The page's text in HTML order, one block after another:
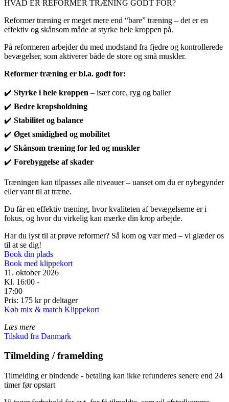
HVAD ER REFORMER TRÆNING GODT FOR?
Reformer træning er meget mere end “bare” træning – det er en
effektiv og skånsom måde at styrke hele kroppen på.
På reformeren arbejder du med modstand fra fjedre og kontrollerede
bevægelser, som aktiverer både de store og små muskler.
Reformer træning er bl.a. godt for:
✔️ Styrke i hele kroppen – især core, ryg og baller
✔️ Bedre kropsholdning
✔️ Stabilitet og balance
✔️ Øget smidighed og mobilitet
✔️ Skånsom træning for led og muskler
✔️ Forebyggelse af skader
Træningen kan tilpasses alle niveauer – uanset om du er nybegynder
eller vant til at træne.
Du får en effektiv træning, hvor kvaliteten af bevægelserne er i
fokus, og hvor du virkelig kan mærke din krop arbejde.
Har du lyst til at prøve reformer? Så kom og vær med – vi glæder os
til at se dig!
Book din plads
Book med klippekort
11. oktober 2026
Kl. 16:00 -
17:00
Pris: 175 kr pr deltager
Køb mix & match Klippekort
Læs mere
Tilskud fra Danmark
Tilmelding / framelding
Tilmelding er bindende - betaling kan ikke refunderes senere end 24
timer før opstart